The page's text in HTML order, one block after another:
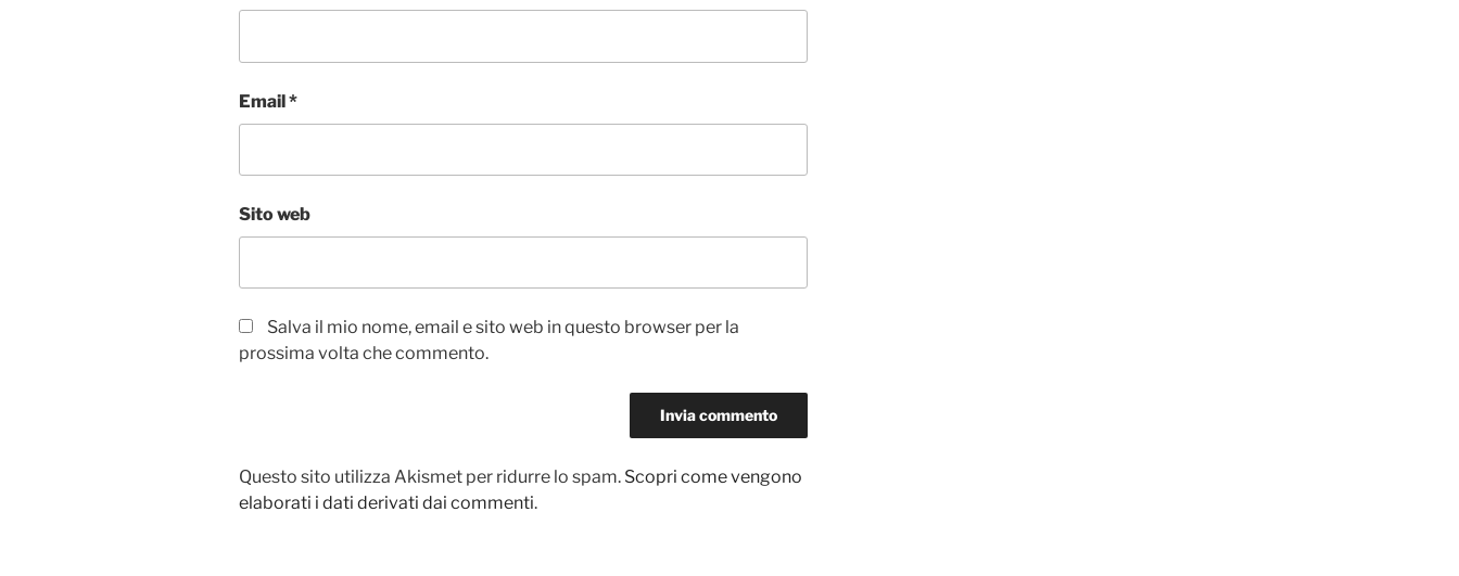
Email*
Sito web
Salva il mio nome, email e sito web in questo browser per la
prossima volta che commento.
Questo sito utilizza Akismet per ridurre lo spam. Scopri come vengono
elaborati i dati derivati dai commenti.